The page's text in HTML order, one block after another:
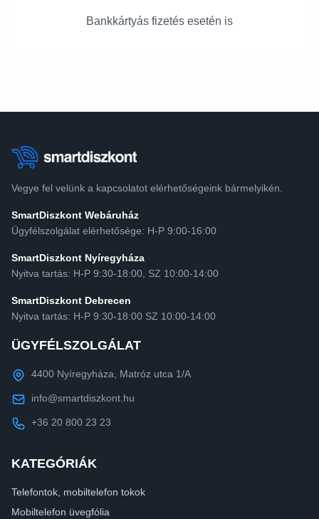
Bankkártyás fizetés esetén is
Vegye fel velünk a kapcsolatot elérhetőségeink bármelyikén.
SmartDiszkont Webáruház
Ügyfélszolgálat elérhetősége: H-P 9:00-16:00
SmartDiszkont Nyíregyháza
Nyitva tartás: H-P 9:30-18:00, SZ 10:00-14:00
SmartDiszkont Debrecen
Nyitva tartás: H-P 9:30-18:00 SZ 10:00-14:00
ÜGYFÉLSZOLGÁLAT
4400 Nyíregyháza, Matróz utca 1/A
info@smartdiszkont.hu
+36 20 800 23 23
KATEGÓRIÁK
Telefontok, mobiltelefon tokok
Mobiltelefon üvegfólia